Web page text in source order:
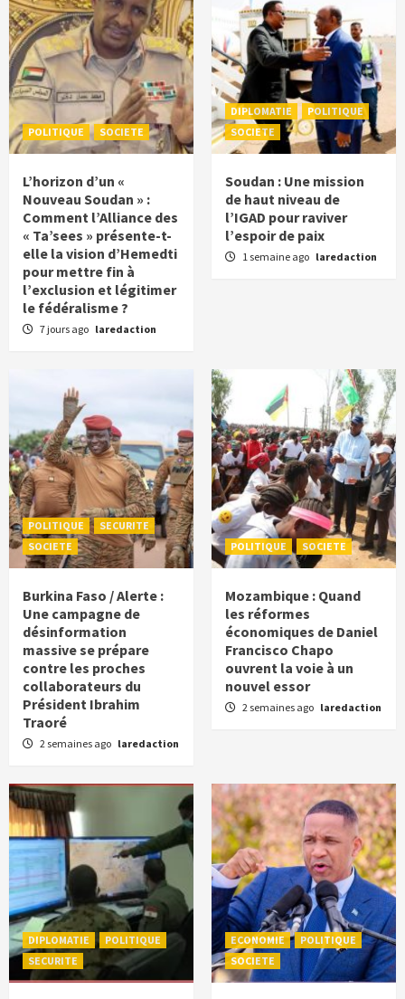
POLITIQUE SOCIETE
L’horizon d’un «
Nouveau Soudan » :
Comment l’Alliance des
« Ta’sees » présente-t-
elle la vision d’Hemedti
pour mettre fin à
l’exclusion et légitimer
le fédéralisme ?
7 jours ago laredaction
DIPLOMATIE
POLITIQUE
SOCIETE
Soudan : Une mission
de haut niveau de
l’IGAD pour raviver
l’espoir de paix
1 semaine ago laredaction
POLITIQUE
SECURITE
SOCIETE
Burkina Faso / Alerte :
Une campagne de
désinformation
massive se prépare
contre les proches
collaborateurs du
Président Ibrahim
Traoré
2 semaines ago laredaction
POLITIQUE SOCIETE
Mozambique : Quand
les réformes
économiques de Daniel
Francisco Chapo
ouvrent la voie à un
nouvel essor
2 semaines ago laredaction
DIPLOMATIE
POLITIQUE
SECURITE
ECONOMIE
POLITIQUE
SOCIETE